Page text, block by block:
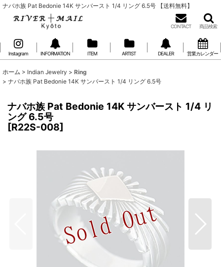
ナバホ族 Pat Bedonie 14K サンバースト 1/4 リング 6.5号 【送料無料】
CONTACT 商品検索
Instagram INFORMATION ITEM ARTIST DEALER 営業カレンダー
ホーム > Indian Jewelry > Ring
> ナバホ族 Pat Bedonie 14K サンバースト 1/4 リング 6.5号
ナバホ族 Pat Bedonie 14K サンバースト 1/4 リ
ング 6.5号
[R22S-008]